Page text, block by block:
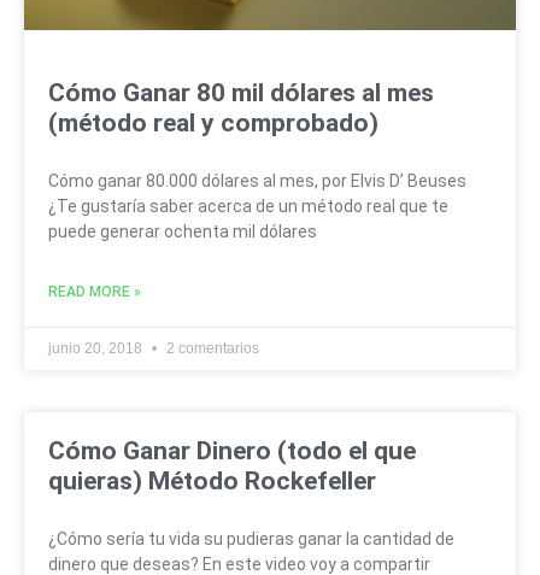
Cómo Ganar 80 mil dólares al mes
(método real y comprobado)
Cómo ganar 80.000 dólares al mes, por Elvis D’ Beuses
¿Te gustaría saber acerca de un método real que te
puede generar ochenta mil dólares
READ MORE »
junio 20, 2018 2 comentarios
Cómo Ganar Dinero (todo el que
quieras) Método Rockefeller
¿Cómo sería tu vida su pudieras ganar la cantidad de
dinero que deseas? En este video voy a compartir